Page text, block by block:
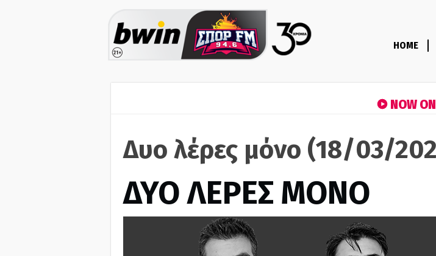
HOME
NOW
Δυο λέρες μόνο (18/03/
ΔΥΟ ΛΕΡΕΣ ΜΟΝΟ